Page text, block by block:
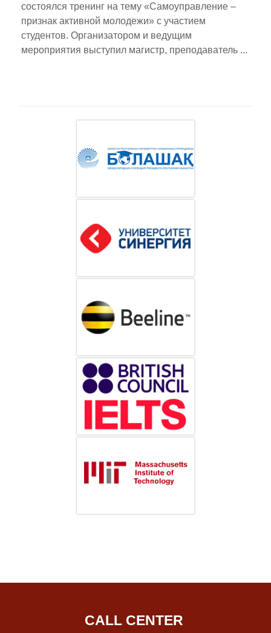
состоялся тренинг на тему «Самоуправление –
признак активной молодежи» с участием
студентов. Организатором и ведущим
мероприятия выступил магистр, преподаватель ...
CALL CENTER